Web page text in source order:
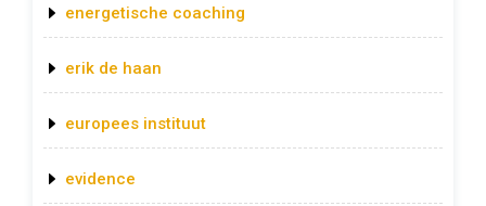
energetische coaching
erik de haan
europees instituut
evidence